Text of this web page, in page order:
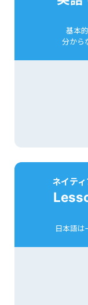
基本
分から
ネイテ
日本語